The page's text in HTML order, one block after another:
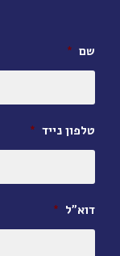
שם *
טלפון נייד *
דוא״ל *